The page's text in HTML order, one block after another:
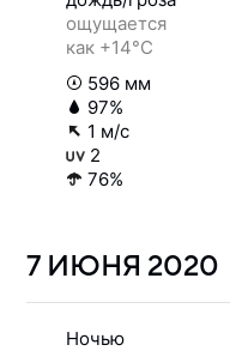
ощущается
как +14°C
596 мм
97%
1 м/с
2
76%
7 ИЮНЯ 2020
Ночью